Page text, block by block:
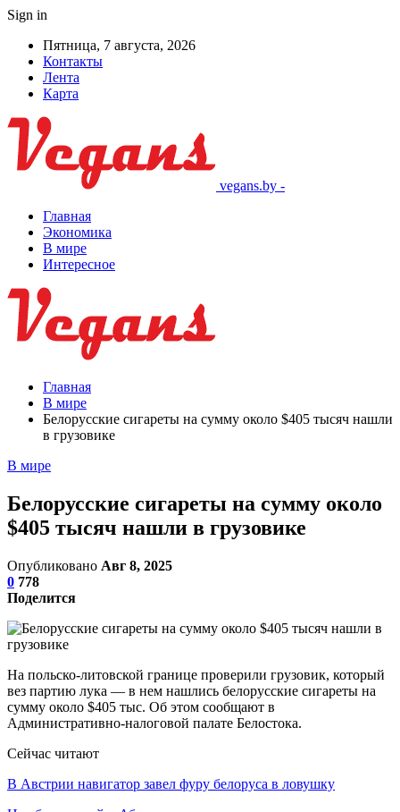
Sign in
Пятница, 7 августа, 2026
Контакты
Лента
Карта
vegans.by -
Главная
Экономика
В мире
Интересное
Главная
В мире
Белорусские сигареты на сумму около $405 тысяч нашли
в грузовике
В мире
Белорусские сигареты на сумму около
$405 тысяч нашли в грузовике
Опубликовано Авг 8, 2025
0 778
Поделится
На польско-литовской границе проверили грузовик, который
вез партию лука — в нем нашлись белорусские сигареты на
сумму около $405 тыс. Об этом сообщают в
Административно-налоговой палате Белостока.
Сейчас читают
В Австрии навигатор завел фуру белоруса в ловушку